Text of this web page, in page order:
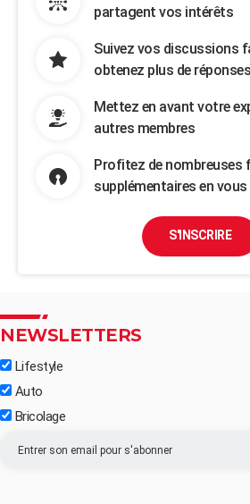
partagent vos intérêts
Suivez vos discussions
obtenez plus de réponses
Mettez en avant votre
autres membres
Profitez de
supplémentaires en
S'INSCRIRE
NEWSLETTERS
Lifestyle
Auto
Bricolage